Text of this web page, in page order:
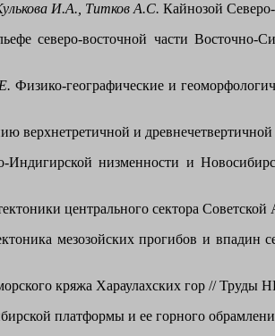
И.А., Титков А.С. Кайнозой
северо-восточной части
Физико-географические и
верхнетретичной и
Индигирской низменности и
центрального сектора
мезозойских прогибов и
кряжа Хараулахских гор // Труды
платформы и ее горного